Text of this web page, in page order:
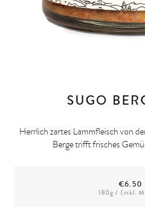
SUGO
Herrlich zartes Lammfleisch von
Berge trifft frisches
€6.50
180g / (inkl.